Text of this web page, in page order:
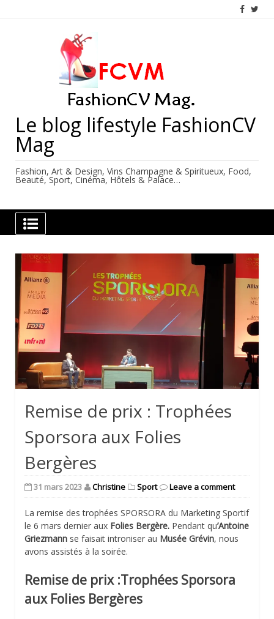
Le blog lifestyle FashionCV
Mag
Fashion, Art & Design, Vins Champagne & Spiritueux, Food,
Beauté, Sport, Cinéma, Hôtels & Palace…
Remise de prix : Trophées
Sporsora aux Folies
Bergères
31 mars 2023 Christine Sport Leave a comment
La remise des trophées SPORSORA du Marketing Sportif
le 6 mars dernier aux Folies Bergère. Pendant qu’Antoine
Griezmann se faisait introniser au Musée Grévin, nous
avons assistés à la soirée.
Remise de prix :Trophées Sporsora
aux Folies Bergères